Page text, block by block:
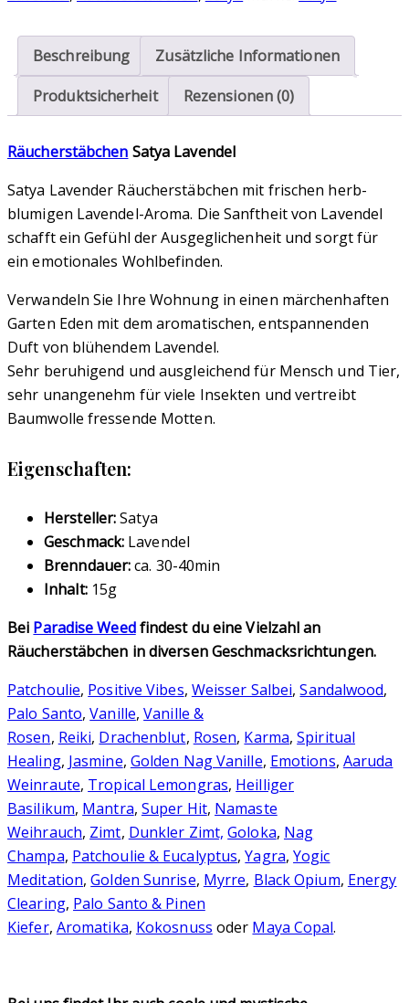
Beschreibung
Zusätzliche Informationen
Produktsicherheit
Rezensionen (0)
Räucherstäbchen Satya Lavendel
Satya Lavender Räucherstäbchen mit frischen herb-
blumigen Lavendel-Aroma. Die Sanftheit von Lavendel
schafft ein Gefühl der Ausgeglichenheit und sorgt für
ein emotionales Wohlbefinden.
Verwandeln Sie Ihre Wohnung in einen märchenhaften
Garten Eden mit dem aromatischen, entspannenden
Duft von blühendem Lavendel.
Sehr beruhigend und ausgleichend für Mensch und Tier,
sehr unangenehm für viele Insekten und vertreibt
Baumwolle fressende Motten.
Eigenschaften:
Hersteller:Satya
Geschmack: Lavendel
Brenndauer:ca. 30-40min
Inhalt:15g
Bei Paradise Weedfindest du eine Vielzahl an
Räucherstäbchen in diversen Geschmacksrichtungen.
Patchoulie, Positive Vibes, Weisser Salbei,Sandalwood,
Palo Santo,Vanille,Vanille &
Rosen, Reiki, Drachenblut, Rosen, Karma,Spiritual
Healing, Jasmine, Golden Nag Vanille, Emotions, Aaruda
Weinraute, Tropical Lemongras, Heilliger
Basilikum, Mantra, Super Hit, Namaste
Weihrauch, Zimt, Dunkler Zimt, Goloka, Nag
Champa, Patchoulie & Eucalyptus,Yagra,Yogic
Meditation,Golden Sunrise, Myrre, Black Opium, Energy
Clearing, Palo Santo & Pinen
Kiefer, Aromatika, Kokosnuss oder Maya Copal.